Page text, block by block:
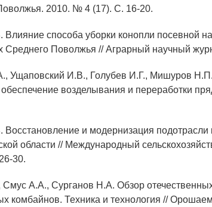
2010. № 4 (17). С. 16-20.
способа уборки конопли посевной
Среднего Поволжья // Аграрный научный
Ущаповский И.В., Голубев И.Г., Мишуров
обеспечение возделывания и переработки
Восстановление и модернизация подотрасли
области // Международный
30.
А.А., Сурганов Н.А. Обзор
комбайнов. Техника и технология //